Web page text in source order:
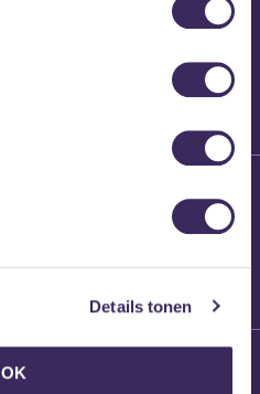
Details tonen
OK
Brennt Vanneste
24 maart 2026